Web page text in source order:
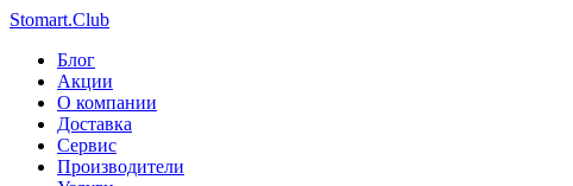
Stomart.Club
Блог
Акции
О компании
Доставка
Сервис
Производители